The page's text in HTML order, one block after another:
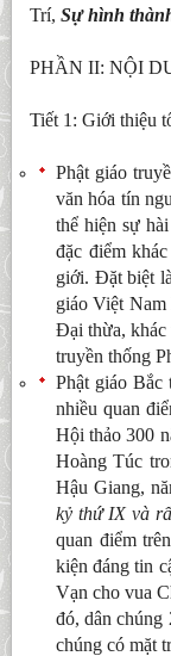
Trí, Sự hình
PHẦN II: NỘI
Tiết 1: Giới thiệu
Phật giáo
văn hóa tín
thể hiện sự
đặc điểm
giới. Đặt biệt
giáo Việt Nam
Đại thừa, khác
truyền thống
Phật giáo
nhiều quan
Hội thảo 300
Hoàng Túc
Hậu Giang,
kỷ thứ IX và
quan điểm
kiện đáng tin
Vạn cho vua
đó, dân chúng
chúng có mặt